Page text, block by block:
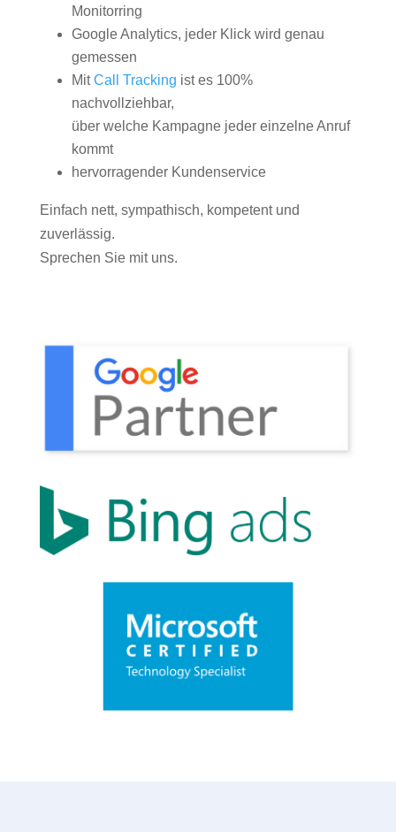
Monitorring
Google Analytics, jeder Klick wird genau
gemessen
MitCall Tracking ist es 100%
nachvollziehbar,
über welche Kampagne jeder einzelne Anruf
kommt
hervorragender Kundenservice
Einfach nett, sympathisch, kompetent und
zuverlässig.
Sprechen Sie mit uns.